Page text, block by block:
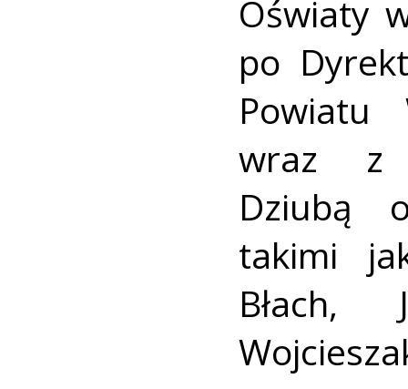
Oświaty
po
Powiatu
wraz z
Dziubą
takimi
Błach,